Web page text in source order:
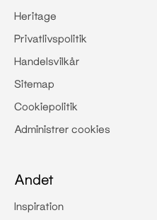
Heritage
Privatlivspolitik
Handelsvilkår
Sitemap
Cookiepolitik
Administrer cookies
Andet
Inspiration